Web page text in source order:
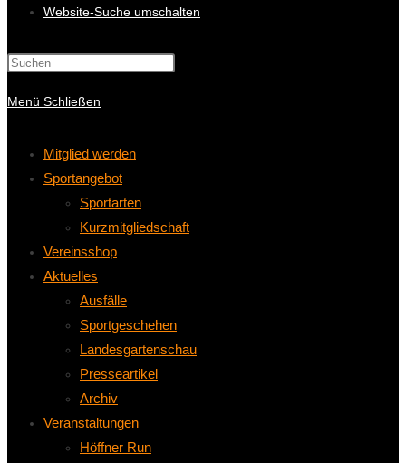
Website-Suche umschalten
Menü Schließen
Mitglied werden
Sportangebot
Sportarten
Kurzmitgliedschaft
Vereinsshop
Aktuelles
Ausfälle
Sportgeschehen
Landesgartenschau
Presseartikel
Archiv
Veranstaltungen
Höffner Run